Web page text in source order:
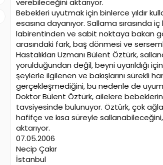
verebileceğini aktarıyor.
Bebekleri uyutmak için binlerce yıldır
esasına dayanıyor. Sallama
labirentinden ve sabit noktaya bakan
arasındaki fark, baş dönmesi ve
Hastalıkları Uzmanı Bülent Öztürk,
yorulduğundan değil, beyni uyarıldığı
şeylerle ilgilenen ve bakışlarını sürekli
gerçekleşmediğini, bu nedenle de
Doktor Bülent Öztürk, ailelere
tavsiyesinde bulunuyor. Öztürk, çok
hafifçe ve kısa süreyle
aktarıyor.
07.05.2006
Necip Çakır
İstanbul